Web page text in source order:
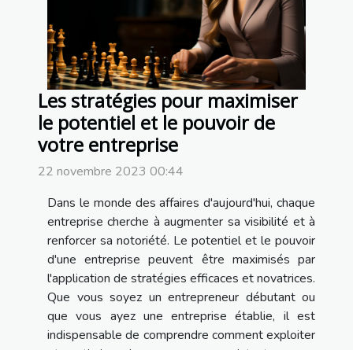
Les stratégies pour maximiser
le potentiel et le pouvoir de
votre entreprise
22 novembre 2023 00:44
Dans le monde des affaires d'aujourd'hui, chaque
entreprise cherche à augmenter sa visibilité et à
renforcer sa notoriété. Le potentiel et le pouvoir
d'une entreprise peuvent être maximisés par
l'application de stratégies efficaces et novatrices.
Que vous soyez un entrepreneur débutant ou
que vous ayez une entreprise établie, il est
indispensable de comprendre comment exploiter